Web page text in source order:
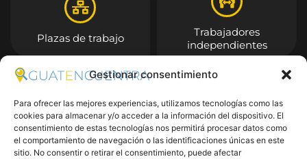
Gestionar consentimiento
Para ofrecer las mejores experiencias, utilizamos tecnologías como las
cookies para almacenar y/o acceder a la información del dispositivo. El
consentimiento de estas tecnologías nos permitirá procesar datos como
el comportamiento de navegación o las identificaciones únicas en este
sitio. No consentir o retirar el consentimiento, puede afectar
Plazas de trabajo
Trabajadores
independientes
Entrar